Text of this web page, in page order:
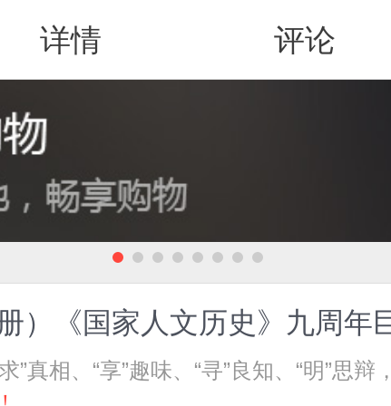
详情 评论
）《国家人文历史》九周年
真相、“享”趣味、“寻”良知、“明”思